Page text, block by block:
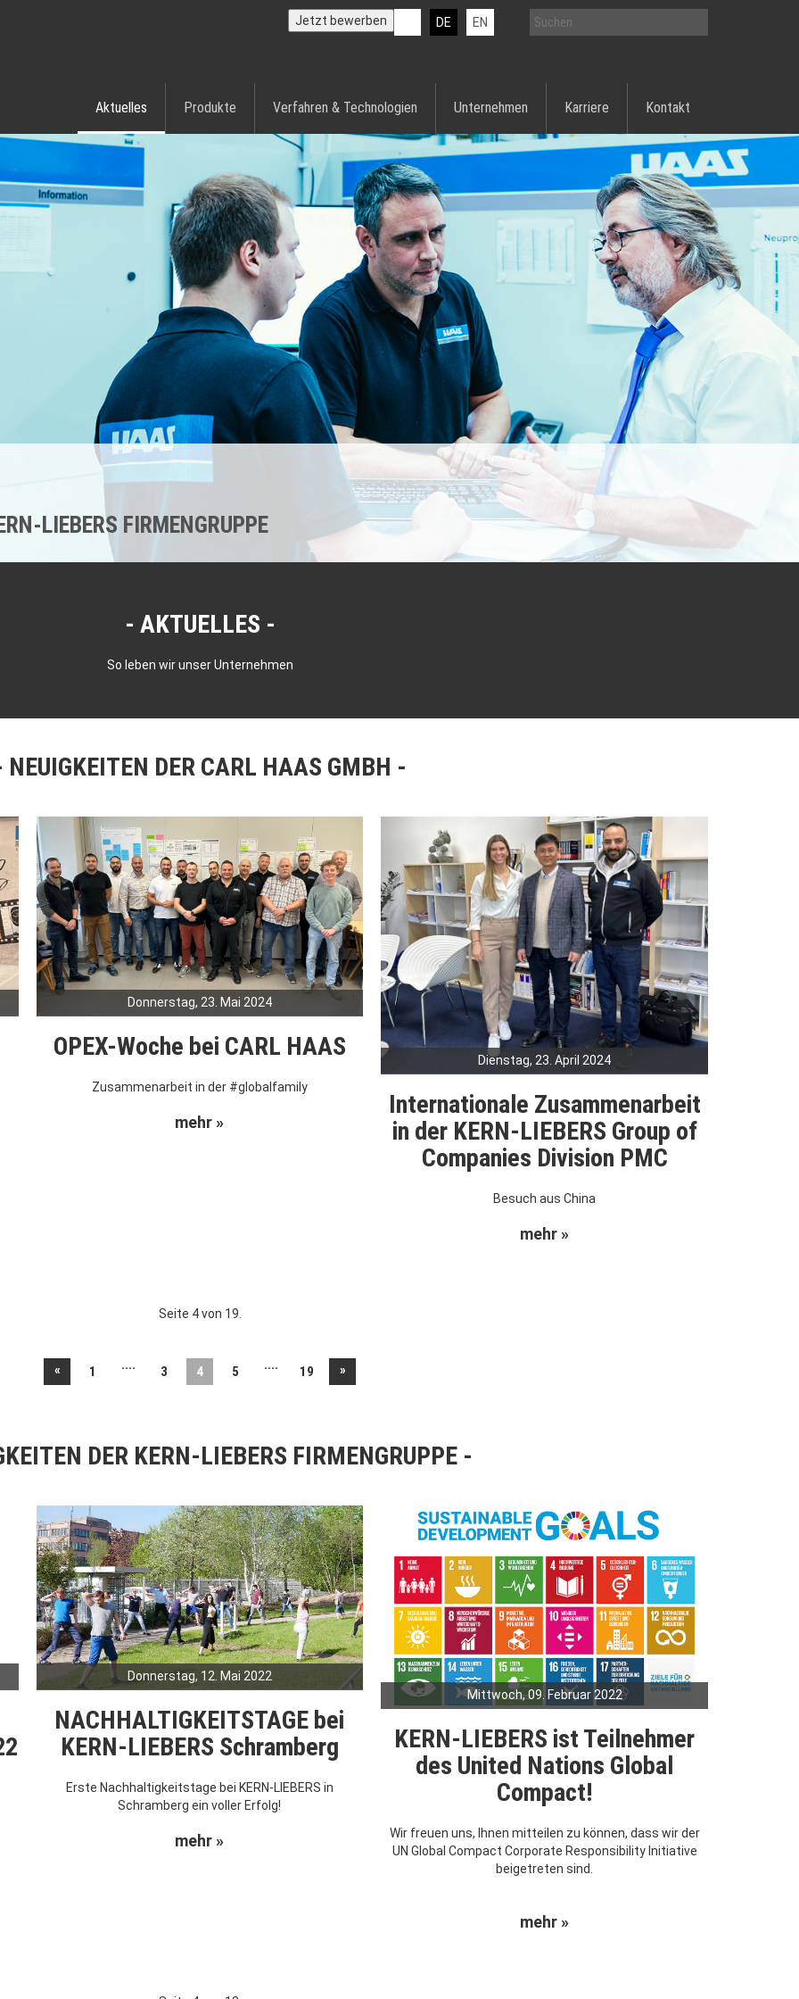
DE EN
Jetzt bewerben
Aktuelles Produkte Verfahren & Technologien Unternehmen Karriere Kontakt
LIEBERS FIRMENGRUPPE
AKTUELLES
So leben wir unser Unternehmen
NEUIGKEITEN DER CARL HAAS GMBH
Donnerstag, 23. Mai 2024
OPEX-Woche bei CARL HAAS
Zusammenarbeit in der #globalfamily
mehr »
Dienstag, 23. April 2024
Internationale Zusammenarbeit
in der KERN-LIEBERS Group of
Companies Division PMC
Besuch aus China
mehr »
Seite 4 von 19.
« 1 .... 3 4 5 .... 19 »
DER KERN-LIEBERS FIRMENGRUPPE
Donnerstag, 12. Mai 2022
NACHHALTIGKEITSTAGE bei
KERN-LIEBERS Schramberg
Erste Nachhaltigkeitstage bei KERN-LIEBERS in
Schramberg ein voller Erfolg!
mehr »
Mittwoch, 09. Februar 2022
KERN-LIEBERS ist Teilnehmer
des United Nations Global
Compact!
Wir freuen uns, Ihnen mitteilen zu können, dass wir der
UN Global Compact Corporate Responsibility Initiative
beigetreten sind.
mehr »